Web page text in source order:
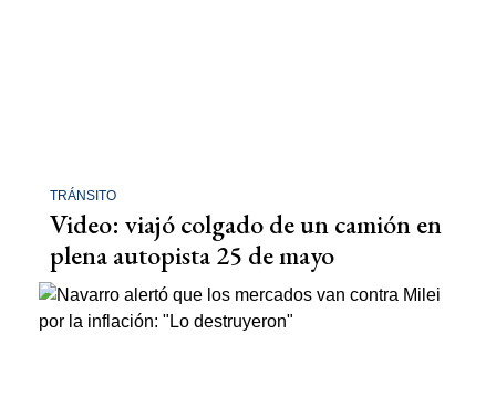
TRÁNSITO
Video: viajó colgado de un camión en
plena autopista 25 de mayo